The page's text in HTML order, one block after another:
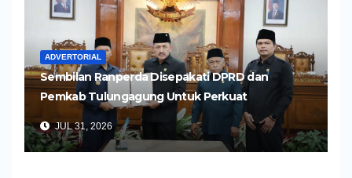
ADVERTORIAL
Sembilan Ranperda Disepakati DPRD dan
Pemkab Tulungagung Untuk Perkuat
Pembangunan Daerah
JUL 31, 2026